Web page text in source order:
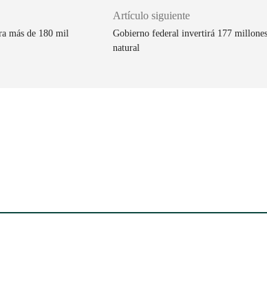
más de 180 mil
Artículo siguiente
Gobierno federal invertirá 177
natural